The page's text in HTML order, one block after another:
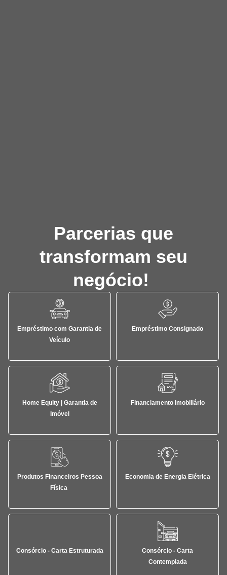
Parcerias que
transformam seu
negócio!
Empréstimo com Garantia de
Veículo
Empréstimo Consignado
Home Equity | Garantia de
Imóvel
Financiamento Imobiliário
Produtos Financeiros Pessoa
Física
Economia de Energia Elétrica
Consórcio - Carta Estruturada
Consórcio - Carta
Contemplada